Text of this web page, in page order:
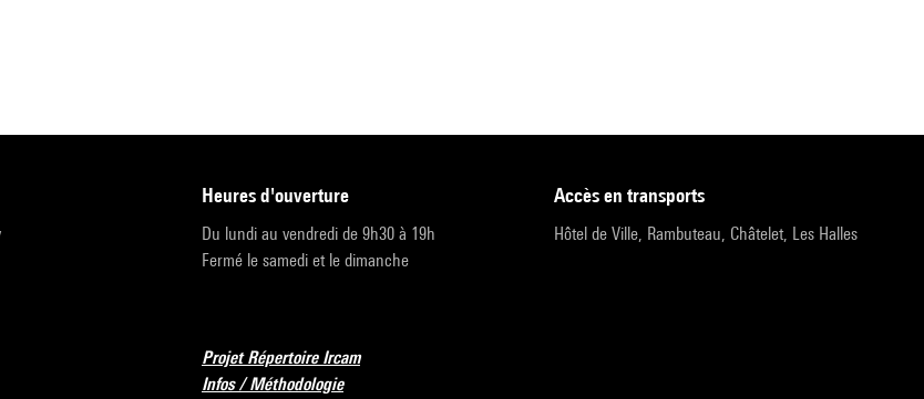
heures d'ouverture
Du lundi au vendredi de 9h30 à 19h
Fermé le samedi et le dimanche
accès en transports
Hôtel de Ville, Rambuteau, Châtelet, Les Halles
Projet Répertoire Ircam
Infos / Méthodologie